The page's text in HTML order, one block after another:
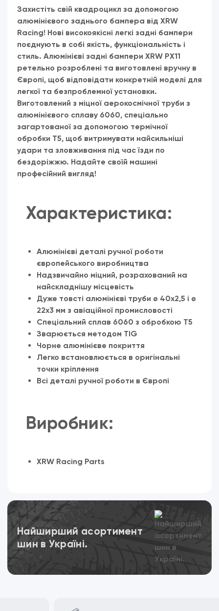
Захистіть свій квадроцикл за допомогою
алюмінієвого заднього бампера від XRW
Racing! Нові високоякісні легкі задні бампери
поєднують в собі якість, функціональність і
стиль. Алюмінієві задні бампери XRW PX11
ретельно розроблені та виготовлені вручну в
Європі, щоб відповідати конкретній моделі для
легкої та безпроблемної установки.
Виготовлений з міцної аерокосмічної труби з
алюмінієвого сплаву 6060, спеціально
загартованої за допомогою термічної
обробки T5, щоб витримувати найсильніші
удари та зловживання під час їзди по
бездоріжжю. Надайте своїй машині
професійний вигляд!
Характеристика:
Алюмінієві деталі ручної роботи
європейського виробництва
Надзвичайно міцний, розрахований на
найскладнішу місцевість
Дуже товсті алюмінієві труби ø 40x2,5 і ø
22x3 мм з авіаційної промисловості
Спеціальний сплав 6060 з обробкою Т5
Зварюється методом TIG
Чорне алюмінієве покриття
Легко встановлюється в оригінальні
точки кріплення
Всі деталі ручної роботи в Європі
Виробник:
XRW Racing Parts
Найширший асортимент
шин в Україні.
Переглянути